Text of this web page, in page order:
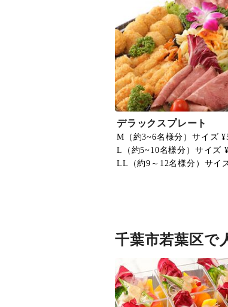
デラックスプレート
M（約3~6名様分）サイズ
L（約5~10名様分）サイズ
LL（約9～12名様分）サイ
千葉市若葉区で